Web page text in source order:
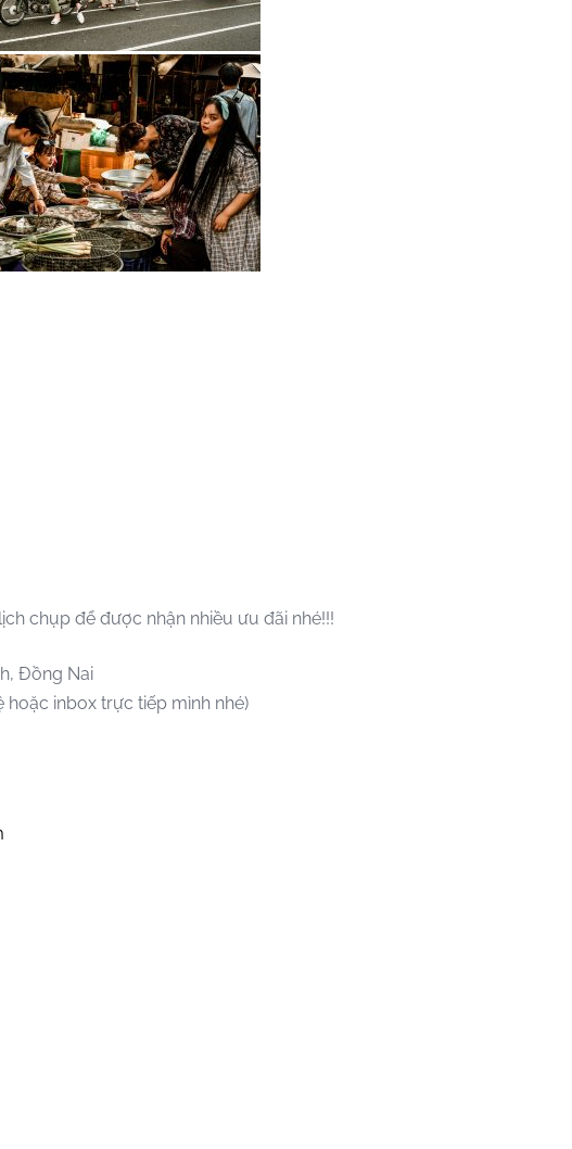
lịch chụp để được nhận nhiều ưu đãi nhé!!!
Đồng Nai
hoặc inbox trực tiếp mình nhé)